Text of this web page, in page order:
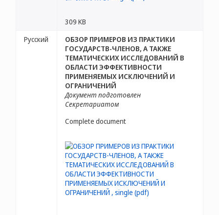
309 KB
Русский
ОБЗОР ПРИМЕРОВ ИЗ ПРАКТИКИ
ГОСУДАРСТВ-ЧЛЕНОВ, А ТАКЖЕ
ТЕМАТИЧЕСКИХ ИССЛЕДОВАНИЙ В
ОБЛАСТИ ЭФФЕКТИВНОСТИ
ПРИМЕНЯЕМЫХ ИСКЛЮЧЕНИЙ И
ОГРАНИЧЕНИЙ
Документ подготовлен
Секретариатом
Complete document